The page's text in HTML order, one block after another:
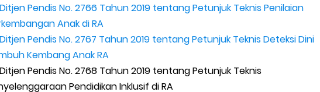
Pendis No. 2766 Tahun 2019 tentang Petunjuk Teknis Penilaian
Anak di RA
Pendis No. 2767 Tahun 2019 tentang Petunjuk Teknis Deteksi Dini
Kembang Anak RA
Pendis No. 2768 Tahun 2019 tentang Petunjuk Teknis
Pendidikan Inklusif di RA